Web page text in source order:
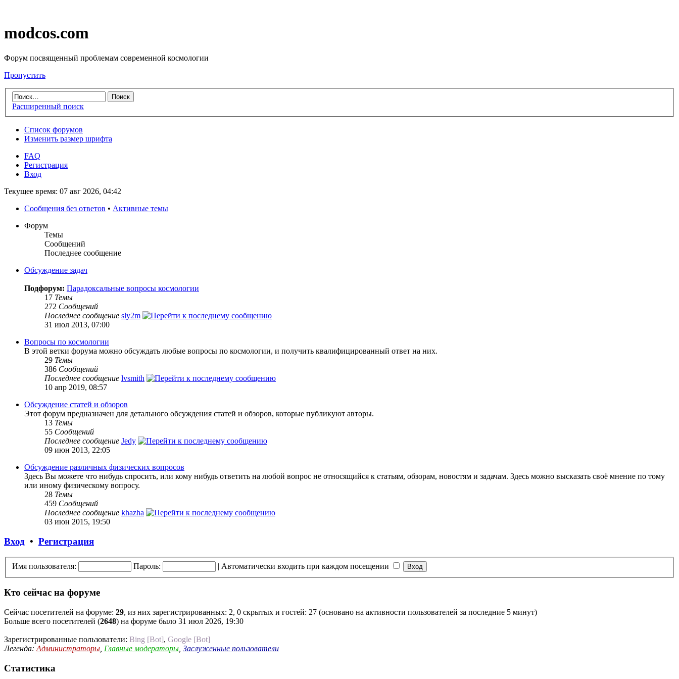
modcos.com
Форум посвященный проблемам современной космологии
Пропустить
Расширенный поиск
Список форумов
Изменить размер шрифта
FAQ
Регистрация
Вход
Текущее время: 07 авг 2026, 04:42
Сообщения без ответов • Активные темы
Форум
Темы
Сообщений
Последнее сообщение
Обсуждение задач
Подфорум: Парадоксальные вопросы космологии
17 Темы
272 Сообщений
Последнее сообщение sly2m
31 июл 2013, 07:00
Вопросы по космологии
В этой ветки форума можно обсуждать любые вопросы по космологии, и получить квалифицированный ответ на них.
29 Темы
386 Сообщений
Последнее сообщение lvsmith
10 апр 2019, 08:57
Обсуждение статей и обзоров
Этот форум предназначен для детального обсуждения статей и обзоров, которые публикуют авторы.
13 Темы
55 Сообщений
Последнее сообщение Jedy
09 июн 2013, 22:05
Обсуждение различных физических вопросов
Здесь Вы можете что нибудь спросить, или кому нибудь ответить на любой вопрос не относящийся к статьям, обзорам, новостям и задачам. Здесь можно высказать своё мнение по тому
или иному физическому вопросу.
28 Темы
459 Сообщений
Последнее сообщение khazha
03 июн 2015, 19:50
Вход • Регистрация
Имя пользователя: Пароль: | Автоматически входить при каждом посещении
Кто сейчас на форуме
Сейчас посетителей на форуме: 29, из них зарегистрированных: 2, 0 скрытых и гостей: 27 (основано на активности пользователей за последние 5 минут)
Больше всего посетителей (2648) на форуме было 31 июл 2026, 19:30
Зарегистрированные пользователи: Bing [Bot], Google [Bot]
Легенда: Администраторы Главные модераторы Заслуженные пользователи
Статистика